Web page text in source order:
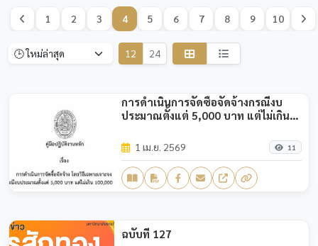
1 2 3 4 5 6 7 8 9 10
12 24
การดำเนินการจัดซื้อจัดจ้างกรณีงบ
ประมาณตั้งแต่ 5,000 บาท แต่ไม่เกิน
1 เม.ย. 2569 11
ฉบับที่ 127